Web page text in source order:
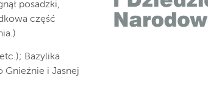
posadzki,
część
Bazylika
i Jasnej